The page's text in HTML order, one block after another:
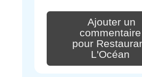
Ajouter un
commentaire
pour
L'Océan